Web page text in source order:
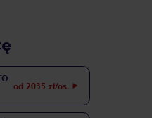
od 2035 zł/os.